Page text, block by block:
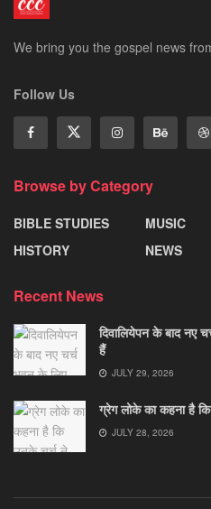
We bring you the gospel news
Follow Us
Browse by Category
BIBLE STUDIES
HISTORY
MUSIC
NEWS
Recent News
दिवालियेपन के बाद नए
हैं
JULY 29, 2026
ग्रेग लोके का कहना है
JULY 28, 2026